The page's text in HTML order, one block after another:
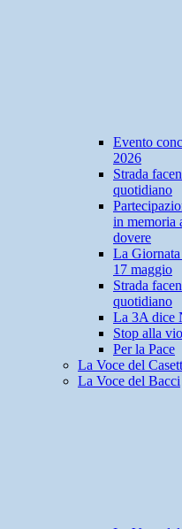
Evento
2026
Strada
quotidiano
in memoria
dovere
La
17 maggio
Strada
quotidiano
La 3A dice
Stop alla
Per la Pace
La Voce del
La Voce del Bacci